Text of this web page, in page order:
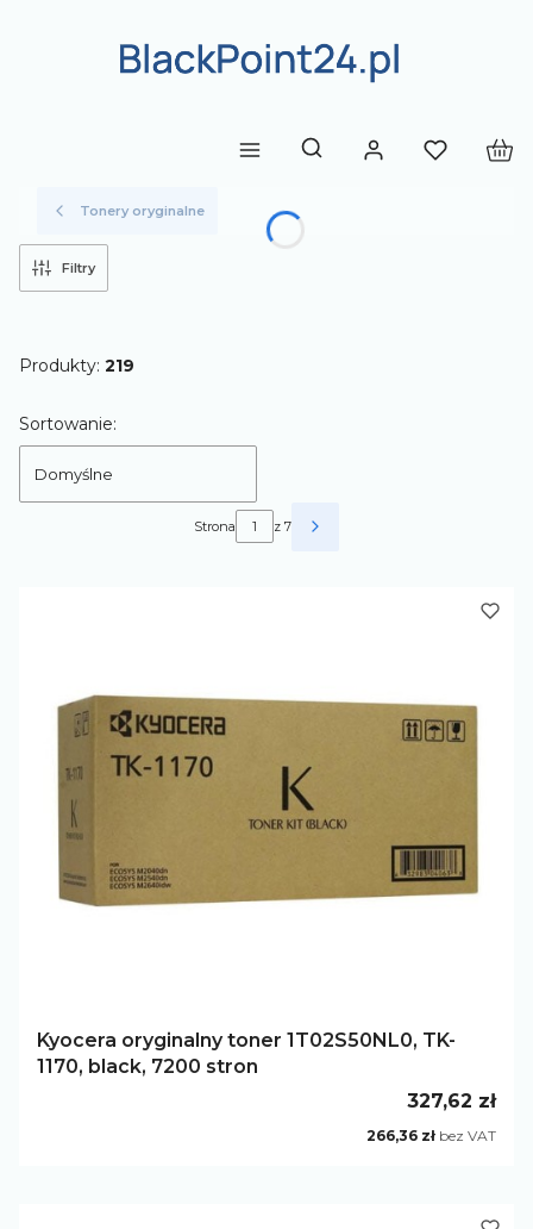
Otwórz wyszukiwarkę
Tonery oryginalne
Filtry
Produkty: 219
Lista produktów
Sortowanie:
Domyślne
Strona z 7
Kyocera oryginalny toner 1T02S50NL0, TK-
1170, black, 7200 stron
Cena
327,62 zł
Cena
266,36 zł bez VAT